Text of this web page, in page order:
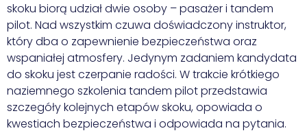
skoku biorą udział dwie osoby – pasażer i tandem
pilot. Nad wszystkim czuwa doświadczony instruktor,
który dba o zapewnienie bezpieczeństwa oraz
wspaniałej atmosfery. Jedynym zadaniem kandydata
do skoku jest czerpanie radości. W trakcie krótkiego
naziemnego szkolenia tandem pilot przedstawia
szczegóły kolejnych etapów skoku, opowiada o
kwestiach bezpieczeństwa i odpowiada na pytania.